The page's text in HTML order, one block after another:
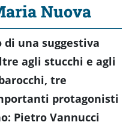
Nuova
una suggestiva
agli stucchi e agli
tre
protagonisti
Pietro Vannucci